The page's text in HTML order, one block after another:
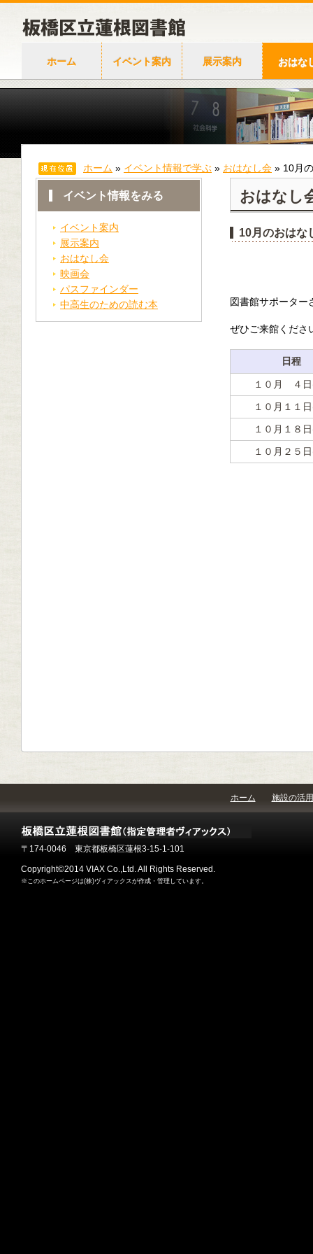
ホーム イベント案内 展示案内 おはな
ホーム » イベント情報で学ぶ » おはなし会 » 10月
イベント情報をみる
イベント案内
展示案内
おはなし会
映画会
パスファインダー
中高生のための読む本
おはなし
10月のおはな
図書館サポーター
ぜひご来館くださ
日程
１０月 ４
１０月１１
１０月１８
１０月２５
ホーム 施設の活用
〒174-0046 東京都板橋区蓮根3-15-1-101
Copyright©2014 VIAX Co.,Ltd. All Rights Reserved.
※このホームページは(株)ヴィアックスが作成・管理しています。